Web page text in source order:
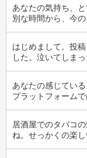
あなたの気持ち、
別な時間から、今
はじめまして。投
した。泣いてしま
あなたの感じてい
プラットフォーム
居酒屋でのタバコ
ね。せっかくの楽